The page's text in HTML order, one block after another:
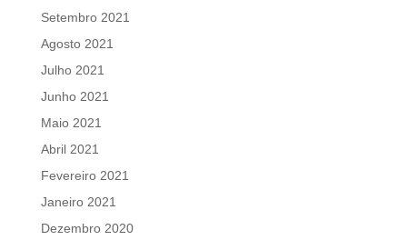
Setembro 2021
Agosto 2021
Julho 2021
Junho 2021
Maio 2021
Abril 2021
Fevereiro 2021
Janeiro 2021
Dezembro 2020